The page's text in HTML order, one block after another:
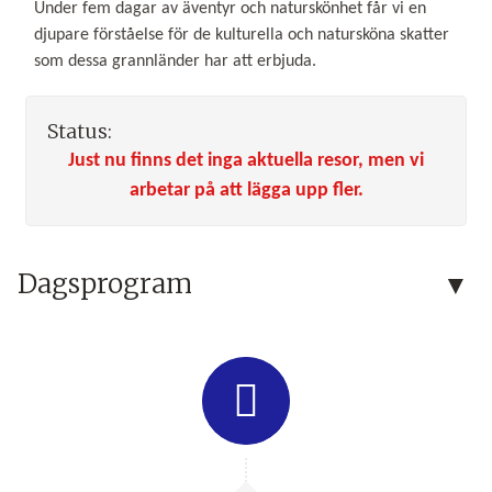
Under fem dagar av äventyr och naturskönhet får vi en
djupare förståelse för de kulturella och natursköna skatter
som dessa grannländer har att erbjuda.
Status:
Just nu finns det inga aktuella resor, men vi
arbetar på att lägga upp fler.
Dagsprogram